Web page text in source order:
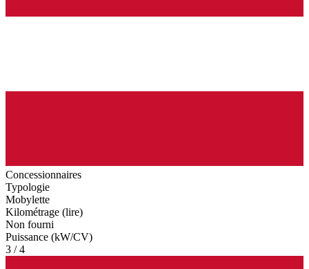
Concessionnaires
Typologie
Mobylette
Kilométrage (lire)
Non fourni
Puissance (kW/CV)
3 / 4